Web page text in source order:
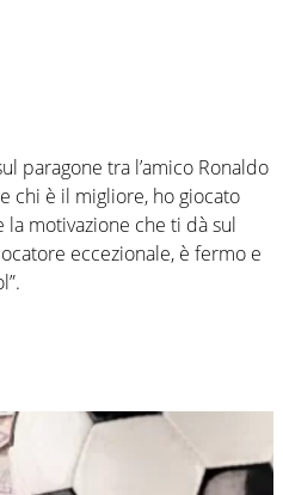
paragone tra l’amico Ronaldo
chi è il migliore, ho giocato
motivazione che ti dà sul
eccezionale, è fermo e